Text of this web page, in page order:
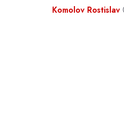
Komolov Rostislav